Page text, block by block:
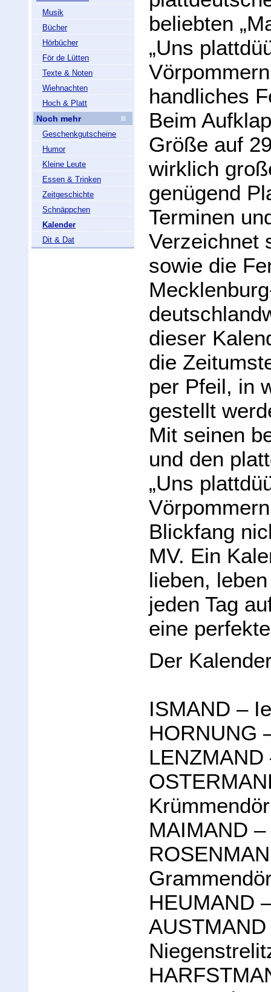
Musik
Bücher
Hörbücher
För de Lütten
Texte & Noten
Wiehnachten
Hoch & Platt
Noch mehr
Geschenkgutscheine
Humor
Kleine Leute
Essen & Trinken
Zeitgeschichte
Schnäppchen
Kalender
Dit & Dat
beliebten
„Uns
handliches
Beim
Größe auf
wirklich
genügend
Terminen
Verzeichnet
sowie die
dieser
die
per Pfeil, in
gestellt
Mit seinen
und den
„Uns
Blickfang
MV. Ein
lieben,
jeden Tag
eine
Der
ISMAND –
HORNUNG
MAIMAND
HEUMAND